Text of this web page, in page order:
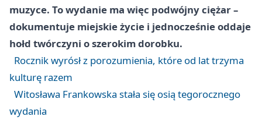
muzyce. To wydanie ma więc podwójny ciężar –
dokumentuje miejskie życie i jednocześnie oddaje
hołd twórczyni o szerokim dorobku.
Rocznik wyrósł z porozumienia, które od lat trzyma
kulturę razem
Witosława Frankowska stała się osią tegorocznego
wydania